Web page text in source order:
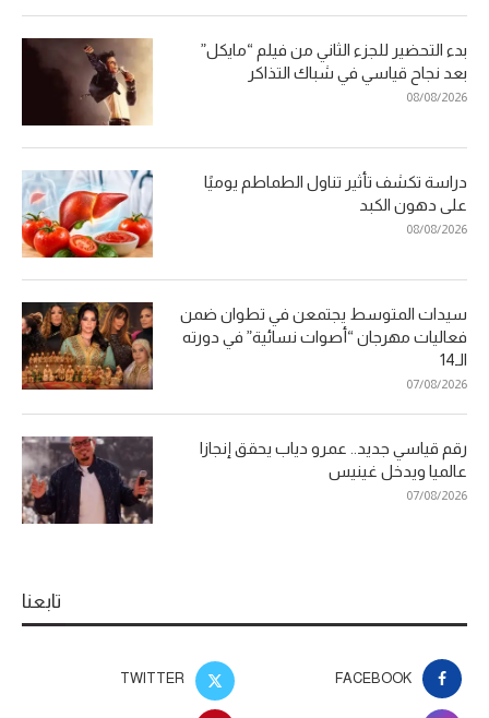
بدء التحضير للجزء الثاني من فيلم “مايكل”
بعد نجاح قياسي في شباك التذاكر
08/08/2026
دراسة تكشف تأثير تناول الطماطم يوميًا
على دهون الكبد
08/08/2026
سيدات المتوسط يجتمعن في تطوان ضمن
فعاليات مهرجان “أصوات نسائية” في دورته
الـ14
07/08/2026
رقم قياسي جديد.. عمرو دياب يحقق إنجازا
عالميا ويدخل غينيس
07/08/2026
تابعنا
FACEBOOK
TWITTER